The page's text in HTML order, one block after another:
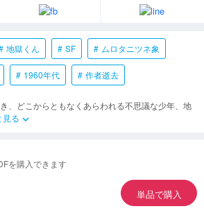
地獄くん SF ムロタニツネ象
1960年代 作者逝去
、どこからともなくあらわれる不思議な少年、地
見る keyboard_arrow_down
を購入できます
単品で購入